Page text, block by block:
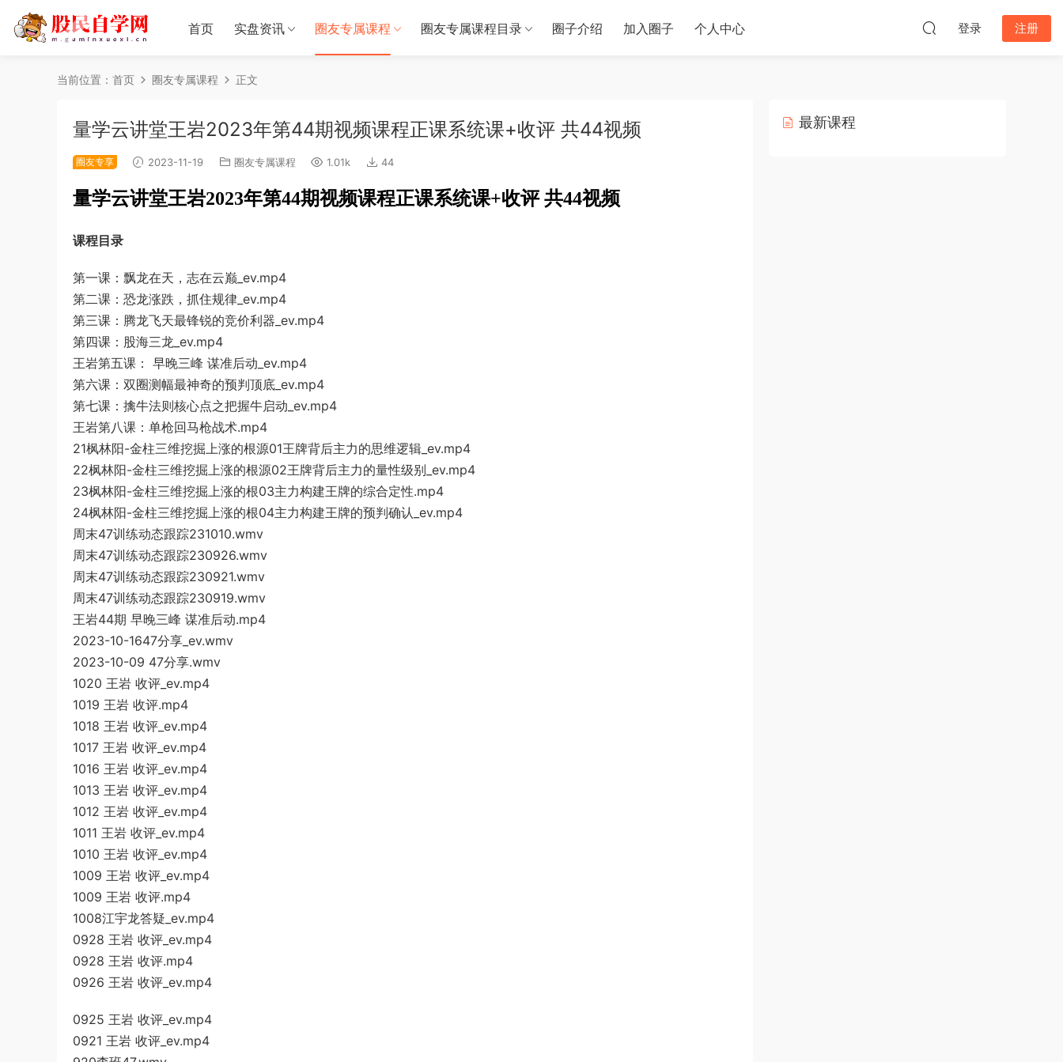
首页 实盘资讯 圈友专属课程 圈友专属课程目录 圈子介绍 加入圈子 个人中心 登录 注册
当前位置： 首页 圈友专属课程 正文
量学云讲堂王岩2023年第44期视频课程正课系统课+收评 共44视频
圈友专享 2023-11-19 圈友专属课程 1.01k 44
量学云讲堂王岩2023年第44期视频课程正课系统课+收评 共44视频
课程目录
第一课：飘龙在天，志在云巅_ev.mp4
第二课：恐龙涨跌，抓住规律_ev.mp4
第三课：腾龙飞天最锋锐的竞价利器_ev.mp4
第四课：股海三龙_ev.mp4
王岩第五课： 早晚三峰 谋准后动_ev.mp4
第六课：双圈测幅最神奇的预判顶底_ev.mp4
第七课：擒牛法则核心点之把握牛启动_ev.mp4
王岩第八课：单枪回马枪战术.mp4
21枫林阳-金柱三维挖掘上涨的根源01王牌背后主力的思维逻辑_ev.mp4
22枫林阳-金柱三维挖掘上涨的根源02王牌背后主力的量性级别_ev.mp4
23枫林阳-金柱三维挖掘上涨的根03主力构建王牌的综合定性.mp4
24枫林阳-金柱三维挖掘上涨的根04主力构建王牌的预判确认_ev.mp4
周末47训练动态跟踪231010.wmv
周末47训练动态跟踪230926.wmv
周末47训练动态跟踪230921.wmv
周末47训练动态跟踪230919.wmv
王岩44期 早晚三峰 谋准后动.mp4
2023-10-1647分享_ev.wmv
2023-10-09 47分享.wmv
1020 王岩 收评_ev.mp4
1019 王岩 收评.mp4
1018 王岩 收评_ev.mp4
1017 王岩 收评_ev.mp4
1016 王岩 收评_ev.mp4
1013 王岩 收评_ev.mp4
1012 王岩 收评_ev.mp4
1011 王岩 收评_ev.mp4
1010 王岩 收评_ev.mp4
1009 王岩 收评_ev.mp4
1009 王岩 收评.mp4
1008江宇龙答疑_ev.mp4
0928 王岩 收评_ev.mp4
0928 王岩 收评.mp4
0926 王岩 收评_ev.mp4
0925 王岩 收评_ev.mp4
0921 王岩 收评_ev.mp4
最新课程